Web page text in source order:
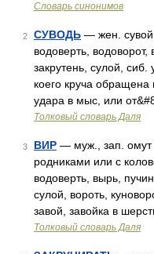
Словарь синонимов
2 СУВОДЬ — жен. сувой
водоверть, водоворот,
закрутень, сулой, сиб.
коего круча обращена
удара в мыс, или
Толковый словарь Даля
3 ВИР — муж., зап. омут
родниками или с
водоверть, вырь,
сулой, вороть,
завой, завойка в
Толковый словарь Даля